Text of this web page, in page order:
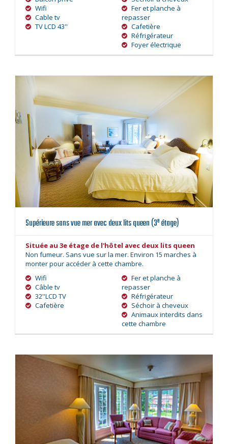
Wifi
Cable tv
TV LCD 43''
Fer et planche à
repasser
Cafetière
Réfrigérateur
Foyer électrique
Supérieure sans vue mer avec deux lits queen (3e étage)
Située au 3e étage de l'hôtel avec deux lits queen
Non fumeur. Sans vue sur la mer. Environ 15 marches à
monter pour accéder à cette chambre.
Wifi
Câble tv
32''LCD TV
Cafetière
Fer et planche à
repasser
Réfrigérateur
Séchoir à cheveux
Animaux interdits dans
cette chambre